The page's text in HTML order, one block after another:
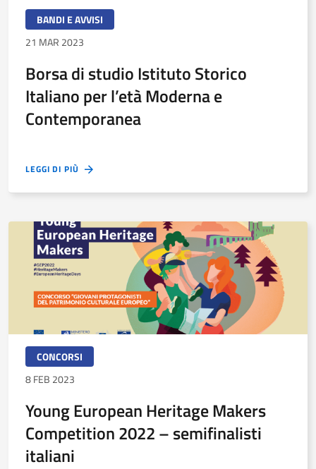
BANDI E AVVISI
21 MAR 2023
Borsa di studio Istituto Storico
Italiano per l’età Moderna e
Contemporanea
LEGGI DI PIÙ
CONCORSI
8 FEB 2023
Young European Heritage Makers
Competition 2022 – semifinalisti
italiani